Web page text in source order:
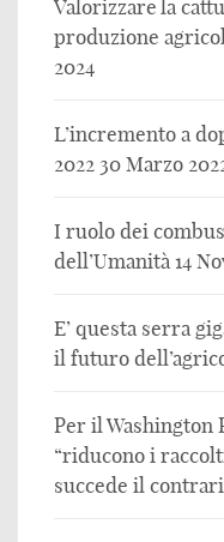
Valorizzare la
produzione
2024
L’incremento a
2022 30 Marzo
I ruolo dei
dell’Umanità 14
E’ questa serra
il futuro
Per il Washington
“riducono i
succede il